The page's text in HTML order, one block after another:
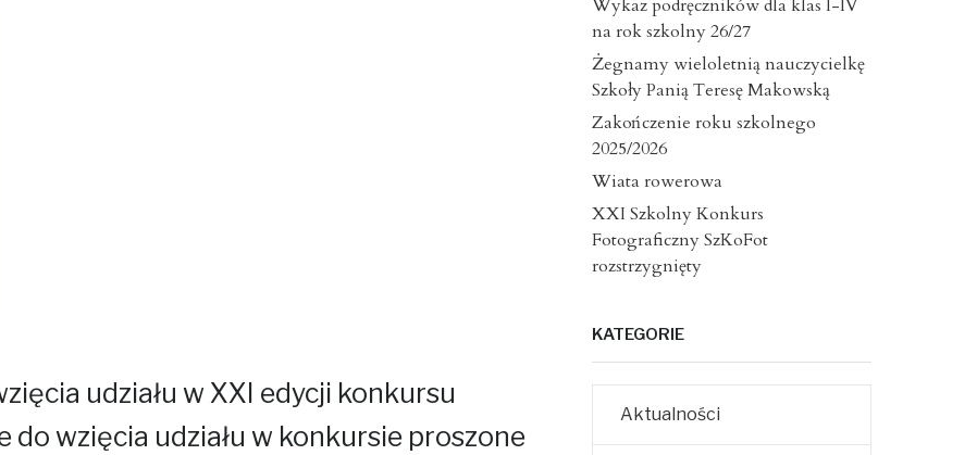
udziału w XXI edycji konkursu
wzięcia udziału w konkursie proszone
Wykaz podręczników dla klas I-IV
na rok szkolny 26/27
Żegnamy wieloletnią nauczycielkę
Szkoły Panią Teresę Makowską
Zakończenie roku szkolnego
2025/2026
Wiata rowerowa
XXI Szkolny Konkurs
Fotograficzny SzKoFot
rozstrzygnięty
KATEGORIE
Aktualności